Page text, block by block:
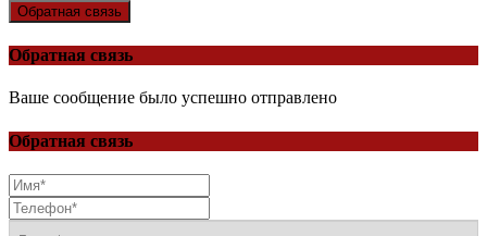
Обратная связь
Обратная связь
Ваше сообщение было успешно отправлено
Обратная связь